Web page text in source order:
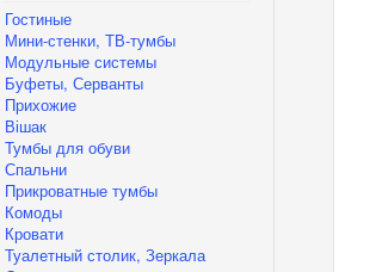
Гостиные
Мини-стенки, ТВ-тумбы
Модульные системы
Буфеты, Серванты
Прихожие
Вішак
Тумбы для обуви
Спальни
Прикроватные тумбы
Комоды
Кровати
Туалетный столик, Зеркала